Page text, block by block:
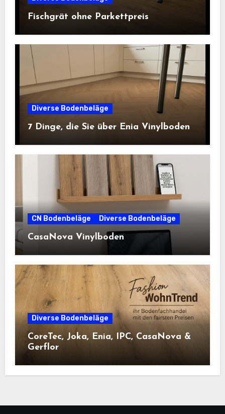
Fischgrät ohne Parkettpreis
Diverse Bodenbeläge
7 Dinge, die Sie über Enia Vinylboden
CN Bodenbeläge Diverse Bodenbeläge
CasaNova Vinylboden
Diverse Bodenbeläge
CoreTec, Joka, Enia, IPC, CasaNova &
Gerflor